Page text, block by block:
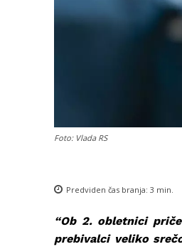
Foto: Vlada RS
Predviden čas branja: 3 min.
“Ob 2. obletnici
prebivalci veliko